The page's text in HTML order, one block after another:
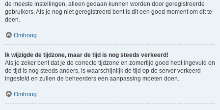
de meeste instellingen, alleen gedaan kunnen worden door geregistreerde
gebruikers. Als je nog niet geregistreerd bent is dit een goed moment om dit te
doen.
Omhoog
Ik wijzigde de tijdzone, maar de tijd is nog steeds verkeerd!
Als je zeker bent dat je de correcte tijdzone en zomertijd goed hebt ingevuld en
de tijd is nog steeds anders, is waarschijnlijk de tijd op de server verkeerd
ingesteld en zullen de beheerders een aanpassing moeten doen.
Omhoog